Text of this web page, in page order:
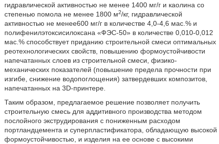
гидравлической активностью не менее 1400 мг/г и каолина со
степенью помола не менее 1800 м2/кг, гидравлической
активностью не менее600 мг/г в количестве 4,0-4,6 мас.% и
полифенилэтоксисилоксана «ФЭС-50» в количестве 0,010-0,012
мас.% способствует приданию строительной смеси оптимальных
реотехнологических свойств, повышению формоустойчивости
напечатанных слоев из строительной смеси, физико-
механических показателей (повышение предела прочности при
изгибе, снижение водопоглощения) затвердевших композитов,
напечатанных на 3D-принтере.
Таким образом, предлагаемое решение позволяет получить
строительную смесь для аддитивного производства методом
послойного экструдирования с пониженным расходом
портландцемента и суперпластификатора, обладающую высокой
формоустойчивостью, и изделия на ее основе с высокими